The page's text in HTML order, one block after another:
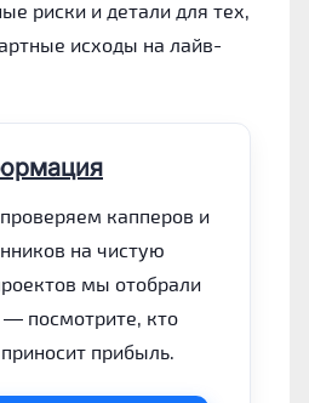
риски и детали для тех,
исходы на лайв-
капперов и
на чистую
мы отобрали
посмотрите, кто
прибыль.